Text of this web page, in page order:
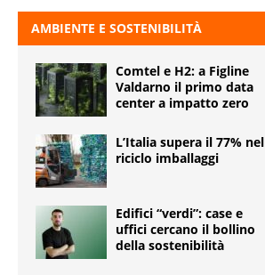
AMBIENTE E SOSTENIBILITÀ
Comtel e H2: a Figline
Valdarno il primo data
center a impatto zero
L’Italia supera il 77% nel
riciclo imballaggi
Edifici “verdi”: case e
uffici cercano il bollino
della sostenibilità